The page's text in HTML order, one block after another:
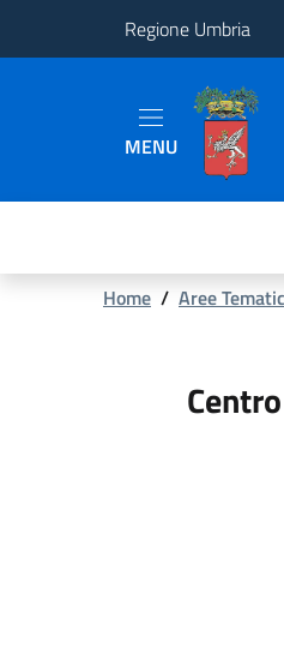
Regione Umbria
Tematiche
MENU
Briciole
pane
Home / Aree